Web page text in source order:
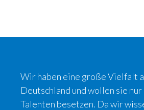
Wir haben eine große Vielfalt
Deutschland und wollen sie
Talenten besetzen. Da wir